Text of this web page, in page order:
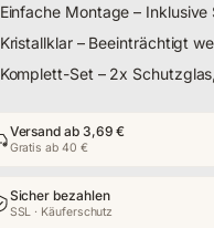
Einfache Montage –
Kristallklar – Beeinträchtigt
Komplett-Set – 2x
Versand ab 3,69 €
Gratis ab 40 €
Sicher bezahlen
SSL · Käuferschutz